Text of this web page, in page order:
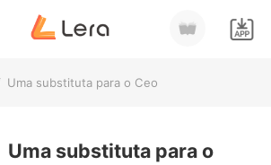
Uma substituta para o Ceo
Uma substituta para o